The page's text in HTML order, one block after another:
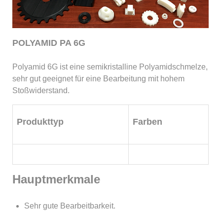
POLYAMID PA 6G
Polyamid 6G ist eine semikristalline Polyamidschmelze,
sehr gut geeignet für eine Bearbeitung mit hohem
Stoßwiderstand.
Produkttyp Farben
Hauptmerkmale
Sehr gute Bearbeitbarkeit.